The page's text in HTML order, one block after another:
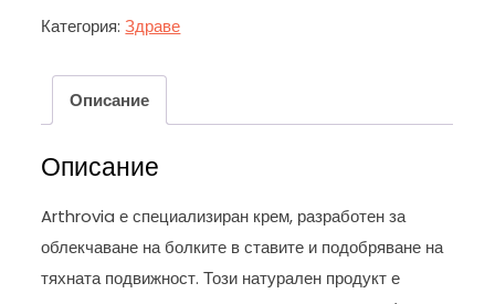
Категория:Здраве
Описание
Описание
Arthrovia е специализиран крем, разработен за
облекчаване на болките в ставите и подобряване на
тяхната подвижност. Този натурален продукт е